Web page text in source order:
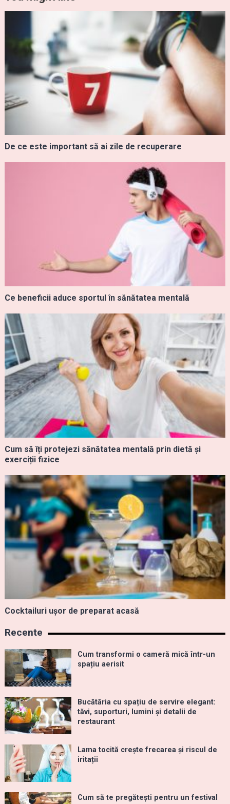
De ce este important să ai zile de recuperare
Ce beneficii aduce sportul în sănătatea mentală
Cum să îți protejezi sănătatea mentală prin dietă și
exerciții fizice
Cocktailuri ușor de preparat acasă
Recente
Cum transformi o cameră mică într-un
spațiu aerisit
Bucătăria cu spațiu de servire elegant:
tăvi, suporturi, lumini și detalii de
restaurant
Lama tocită crește frecarea și riscul de
iritații
Cum să te pregătești pentru un festival